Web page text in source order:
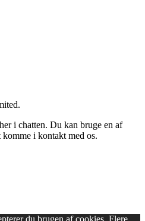
i chatten. Du kan bruge en af
komme i kontakt med os.
du brugen af cookies. Flere